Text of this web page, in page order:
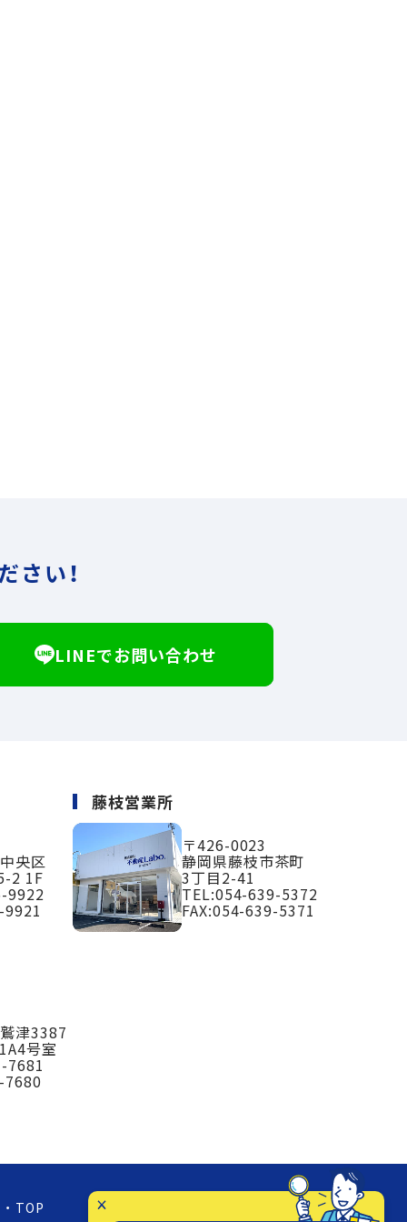
さい！
LINEでお問い合わせ
央区
2 1F
9922
9921
藤枝営業所
〒426-0023
静岡県藤枝市茶町
3丁目2-41
TEL:054-639-5372
FAX:054-639-5371
津3387
号室
7681
7680
TOP